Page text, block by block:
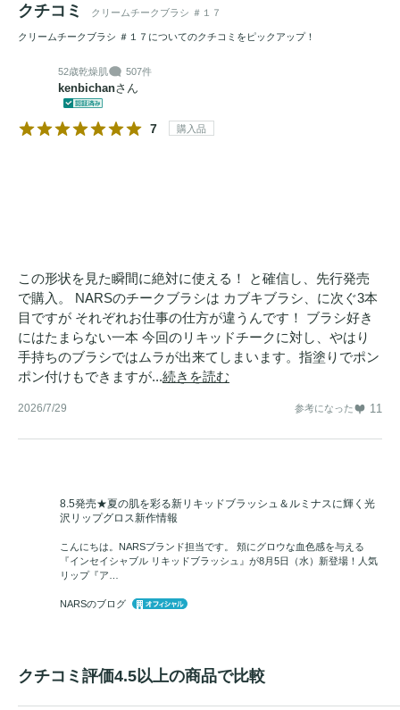
クチコミ クリームチークブラシ ＃１７
クリームチークブラシ ＃１７についてのクチコミをピックアップ！
52歳乾燥肌 507件
kenbichanさん
7 購入品
この形状を見た瞬間に絶対に使える！ と確信し、先行発売
で購入。 NARSのチークブラシは カブキブラシ、に次ぐ3本
目ですが それぞれお仕事の仕方が違うんです！ ブラシ好き
にはたまらない一本 今回のリキッドチークに対し、やはり
手持ちのブラシではムラが出来てしまいます。指塗りでポン
ポン付けもできますが...続きを読む
2026/7/29 参考になった 11
8.5発売★夏の肌を彩る新リキッドブラッシュ＆ルミナスに輝く光
沢リップグロス新作情報
こんにちは。NARSブランド担当です。 頬にグロウな血色感を与える
『インセイシャブル リキッドブラッシュ』が8月5日（水）新登場！人気
リップ『ア…
NARSのブログ
クチコミ評価4.5以上の商品で比較